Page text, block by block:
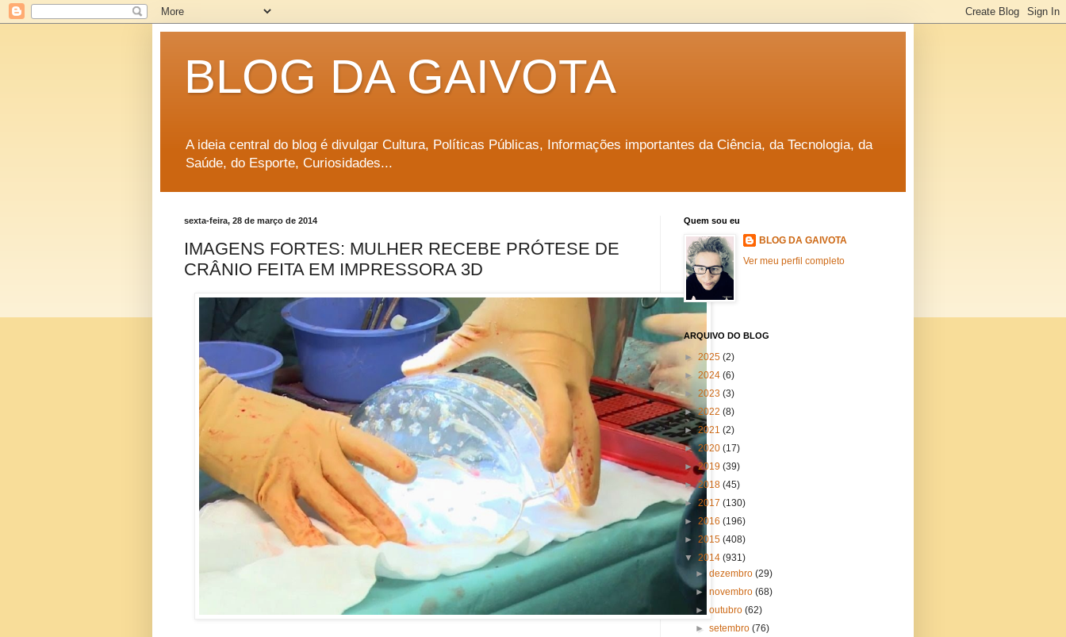
BLOG DA GAIVOTA
A ideia central do blog é divulgar Cultura, Políticas Públicas, Informações importantes da Ciência, da Tecnologia, da
Saúde, do Esporte, Curiosidades...
sexta-feira, 28 de março de 2014
IMAGENS FORTES: MULHER RECEBE PRÓTESE DE
CRÂNIO FEITA EM IMPRESSORA 3D
Quem sou eu
BLOG DA GAIVOTA
Ver meu perfil completo
ARQUIVO DO BLOG
► 2025 (2)
► 2024 (6)
► 2023 (3)
►2022 (8)
►2021 (2)
►2020 (17)
►2019 (39)
►2018 (45)
►2017 (130)
► 2016 (196)
► 2015 (408)
▼ 2014 (931)
►dezembro(29)
►novembro(68)
►outubro(62)
►setembro(76)